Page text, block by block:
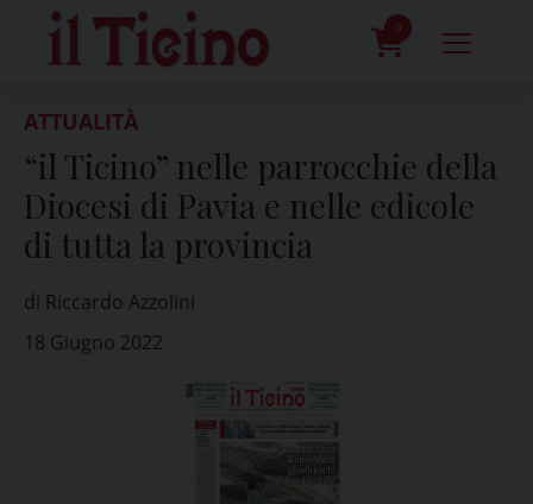
content
0
ATTUALITÀ
“il Ticino” nelle parrocchie della
Diocesi di Pavia e nelle edicole
di tutta la provincia
di Riccardo Azzolini
18 Giugno 2022